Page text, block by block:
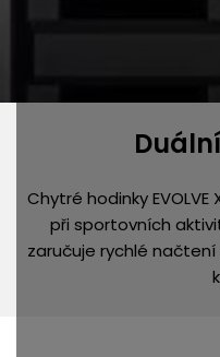
Duální
Chytré hodinky
při sportovních
zaručuje rychlé